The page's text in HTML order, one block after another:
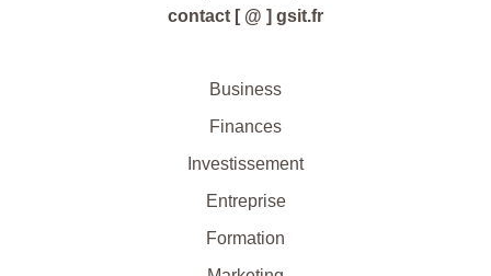
contact [ @ ] gsit.fr
Business
Finances
Investissement
Entreprise
Formation